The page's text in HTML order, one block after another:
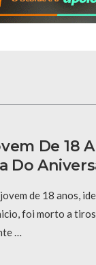
De 18
Do
de 18 anos,
foi morto a tiros
…